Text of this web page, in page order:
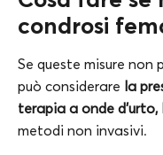
condrosi
Se queste misure
può considerare la
terapia a onde
metodi non invasivi.